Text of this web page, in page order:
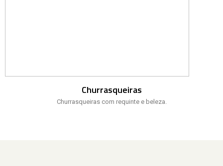
Churrasqueiras
Churrasqueiras com requinte e beleza.